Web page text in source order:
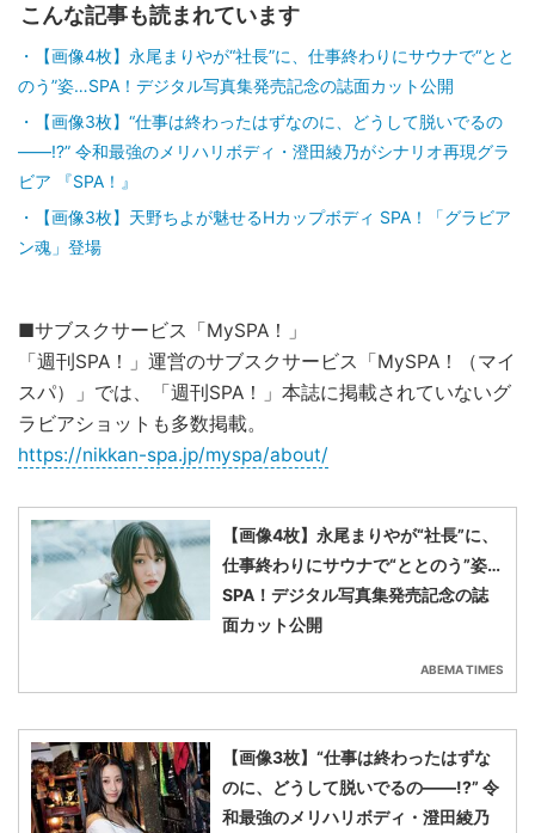
こんな記事も読まれています
【画像4枚】永尾まりやが“社長”に、仕事終わりにサウナで“とと
のう”姿…SPA！デジタル写真集発売記念の誌面カット公開
【画像3枚】“仕事は終わったはずなのに、どうして脱いでるの
――!?” 令和最強のメリハリボディ・澄田綾乃がシナリオ再現グラ
ビア 『SPA！』
【画像3枚】天野ちよが魅せるHカップボディ SPA！「グラビア
ン魂」登場
■サブスクサービス「MySPA！」
「週刊SPA！」運営のサブスクサービス「MySPA！（マイ
スパ）」では、「週刊SPA！」本誌に掲載されていないグ
ラビアショットも多数掲載。
https://nikkan-spa.jp/myspa/about/
【画像4枚】永尾まりやが“社長”に、
仕事終わりにサウナで“ととのう”姿…
SPA！デジタル写真集発売記念の誌
面カット公開
ABEMA TIMES
【画像3枚】“仕事は終わったはずな
のに、どうして脱いでるの――!?” 令
和最強のメリハリボディ・澄田綾乃